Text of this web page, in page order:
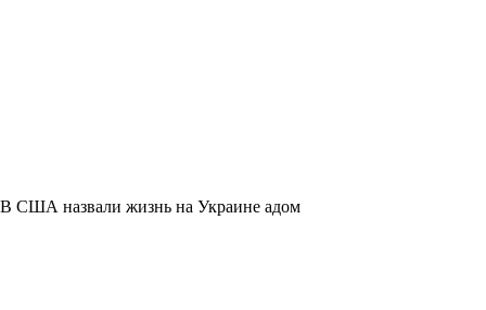
В США назвали жизнь на Украине адом